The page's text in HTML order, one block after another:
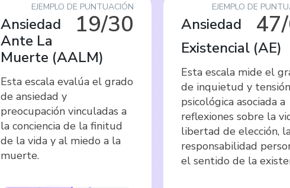
EJEMPLO DE PUNTUACIÓN
19/30
Ansiedad
Ante La
Muerte (AALM)
Esta escala evalúa el grado
de ansiedad y
preocupación vinculadas a
la conciencia de la finitud
de la vida y al miedo a la
muerte.
EJEMPLO DE
Ansiedad
Existencial (AE)
Esta escala mide el
de inquietud y tensión
psicológica asociada a
reflexiones sobre la
libertad de elección,
responsabilidad
el sentido de la